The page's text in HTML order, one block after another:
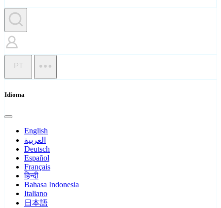
PT
Idioma
English
العربية
Deutsch
Español
Français
हिन्दी
Bahasa Indonesia
Italiano
日本語